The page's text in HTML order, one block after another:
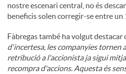
nostre escenari central, no és
beneficis solen corregir-se entre un
Fàbregas també ha volgut destacar
d'incertesa, les companyies tornen
retribució a l'accionista ja sigui
recompra d'accions. Aquesta és